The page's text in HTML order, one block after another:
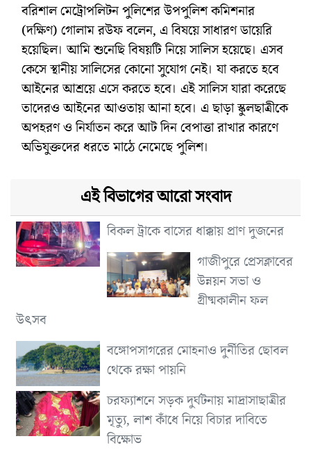
বরিশাল মেট্রোপলিটন পুলিশের উপপুলিশ কমিশনার
(দক্ষিণ) গোলাম রউফ বলেন, এ বিষয়ে সাধারণ ডায়েরি
হয়েছিল। আমি শুনেছি বিষয়টি নিয়ে সালিস হয়েছে। এসব
কেসে স্থানীয় সালিসের কোনো সুযোগ নেই। যা করতে হবে
আইনের আশ্রয়ে এসে করতে হবে। এই সালিস যারা করেছে
তাদেরও আইনের আওতায় আনা হবে। এ ছাড়া স্কুলছাত্রীকে
অপহরণ ও নির্যাতন করে আট দিন বেপাত্তা রাখার কারণে
অভিযুক্তদের ধরতে মাঠে নেমেছে পুলিশ।
এই বিভাগের আরো সংবাদ
বিকল ট্রাকে বাসের ধাক্কায় প্রাণ দুজনের
গাজীপুরে প্রেসক্লাবের
উন্নয়ন সভা ও
গ্রীষ্মকালীন ফল
উৎসব
বঙ্গোপসাগরের মোহনাও দুর্নীতির ছোবল
থেকে রক্ষা পায়নি
চরফ্যাশনে সড়ক দুর্ঘটনায় মাদ্রাসাছাত্রীর
মৃত্যু, লাশ কাঁধে নিয়ে বিচার দাবিতে
বিক্ষোভ